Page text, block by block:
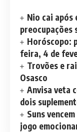
Nio cai após
preocupações
Horóscopo:
feira, 4 de
Trovões e
Osasco
Anvisa veta
dois
Suns
jogo